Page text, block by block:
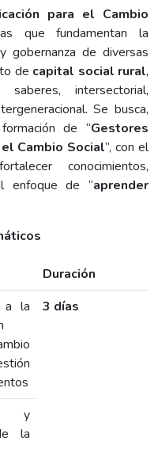
para el Cambio
que fundamentan la
gobernanza de diversas
de capital social rural,
intersectorial,
Se busca,
de “Gestores
Cambio Social”, con el
conocimientos,
enfoque de “aprender
Duración
a la
3 días
y
la